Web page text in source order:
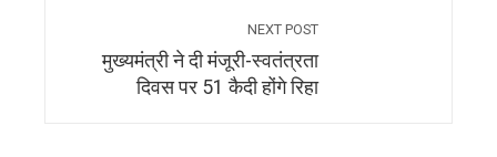
NEXT POST
मुख्यमंत्री ने दी मंजूरी-स्वतंत्रता
दिवस पर 51 कैदी होंगे रिहा